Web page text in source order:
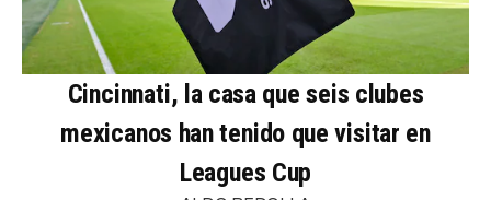
Cincinnati, la casa que seis clubes
mexicanos han tenido que visitar en
Leagues Cup